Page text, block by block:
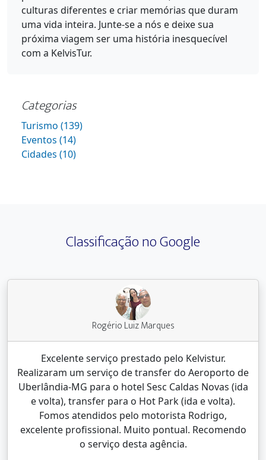
culturas diferentes e criar memórias que duram
uma vida inteira. Junte-se a nós e deixe sua
próxima viagem ser uma história inesquecível
com a KelvisTur.
Categorias
Turismo (139)
Eventos (14)
Cidades (10)
Classificação no Google
Rogério Luiz Marques
Excelente serviço prestado pelo Kelvistur.
Realizaram um serviço de transfer do Aeroporto de
Uberlândia-MG para o hotel Sesc Caldas Novas (ida
e volta), transfer para o Hot Park (ida e volta).
Fomos atendidos pelo motorista Rodrigo,
excelente profissional. Muito pontual. Recomendo
o serviço desta agência.